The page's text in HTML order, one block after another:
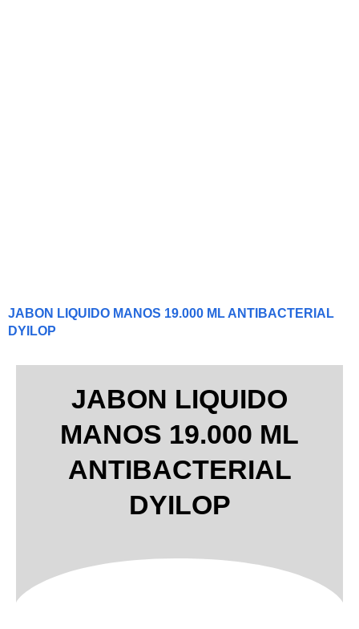
JABON LIQUIDO MANOS 19.000 ML ANTIBACTERIAL
DYILOP
JABON LIQUIDO
MANOS 19.000 ML
ANTIBACTERIAL
DYILOP